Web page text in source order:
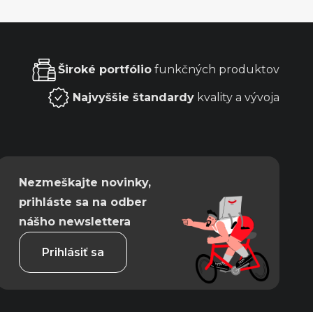
Široké portfólio funkčných produktov
Najvyššie štandardy kvality a vývoja
Nezmeškajte novinky,
prihláste sa na odber
nášho newslettera
Prihlásiť sa